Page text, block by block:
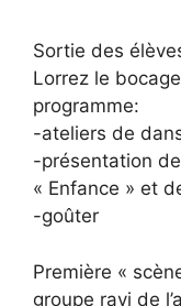
Sortie des
Lorrez le
programme:
-ateliers de
-présentation
« Enfance » et
-goûter
Première «
groupe ravi de